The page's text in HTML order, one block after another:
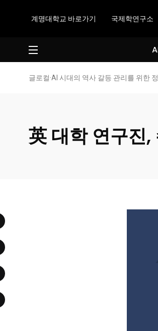
계명대학교 바로가기 국제학연구소
글로컬·AI 시대의 역사 갈등 관리를 위한
英 대학 연구진